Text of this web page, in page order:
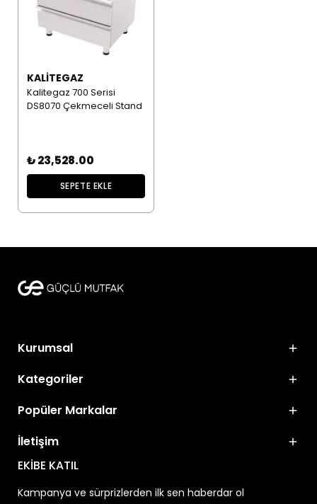
KALITEGAZ
Kalitegaz 700 Serisi
DS8070 Çekmeceli Stand
₺ 23,528.00
SEPETE EKLE
Kurumsal
Kategoriler
Popüler Markalar
İletişim
EKİBE KATIL
Kampanya ve sürprizlerden ilk sen haberdar ol